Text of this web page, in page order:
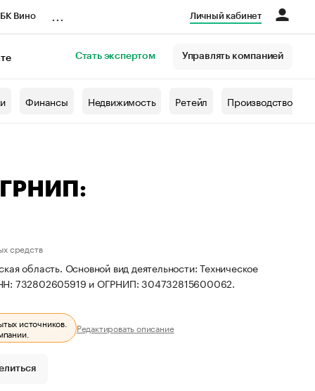
Вино Личный кабинет
Стать экспертом Управлять компанией
Финансы Недвижимость Ретейл Производство
средств
область. Основной вид деятельности: Техническое
732802605919 и ОГРНИП: 304732815600062.
источников.
Редактировать описание